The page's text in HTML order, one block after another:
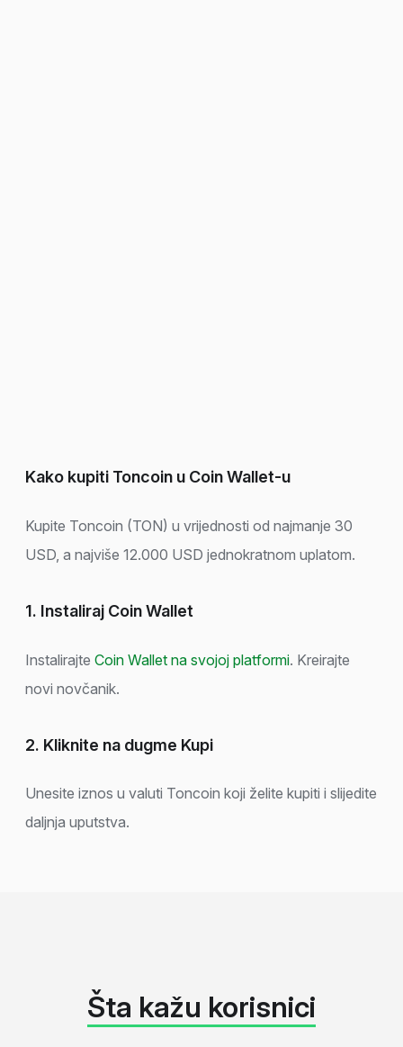
Kako kupiti Toncoin u Coin Wallet-u
Kupite Toncoin (TON) u vrijednosti od najmanje 30
USD, a najviše 12.000 USD jednokratnom uplatom.
1. Instaliraj Coin Wallet
Instalirajte Coin Wallet na svojoj platformi. Kreirajte
novi novčanik.
2. Kliknite na dugme Kupi
Unesite iznos u valuti Toncoin koji želite kupiti i slijedite
daljnja uputstva.
Šta kažu korisnici